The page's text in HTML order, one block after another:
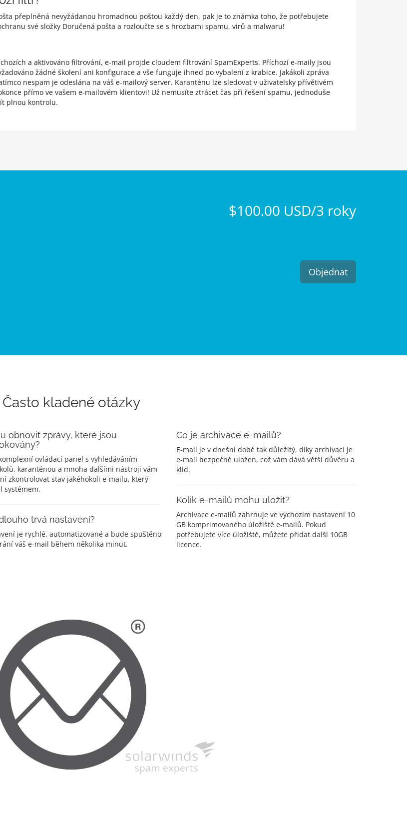
přeplněná nevyžádanou hromadnou poštou každý den, pak je to známka toho, že potřebujete
své složky Doručená pošta a rozloučte se s hrozbami spamu, virů a malwaru!
a aktivováno filtrování, e-mail projde cloudem filtrování SpamExperts. Příchozí e-maily jsou
žádné školení ani konfigurace a vše funguje ihned po vybalení z krabice. Jakákoli zpráva
nespam je odeslána na váš e-mailový server. Karanténu lze sledovat v uživatelsky přívětivém
přímo ve vašem e-mailovém klientovi! Už nemusíte ztrácet čas při řešení spamu, jednoduše
plnou kontrolu.
$100.00 USD/3 roky
Objednat
Často kladené otázky
obnovit zprávy, které jsou
ovládací panel s vyhledáváním
karanténou a mnoha dalšími nástroji vám
zkontrolovat stav jakéhokoli e-mailu, který
systémem.
trvá nastavení?
je rychlé, automatizované a bude spuštěno
váš e-mail během několika minut.
Co je archivace e-mailů?
E-mail je v dnešní době tak důležitý, díky archivaci je
e-mail bezpečně uložen, což vám dává větší důvěru a
klid.
Kolik e-mailů mohu uložit?
Archivace e-mailů zahrnuje ve výchozím nastavení 10
GB komprimovaného úložiště e-mailů. Pokud
potřebujete více úložiště, můžete přidat další 10GB
licence.